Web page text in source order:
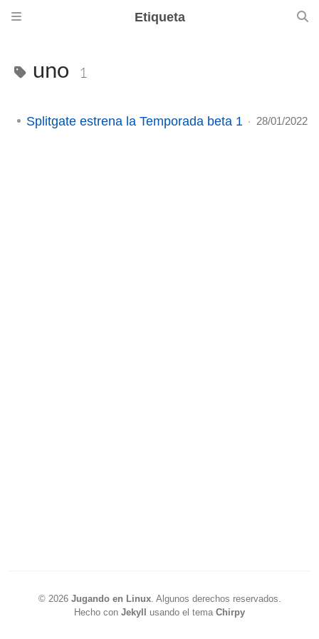
Etiqueta
uno 1
Splitgate estrena la Temporada beta 1 28/01/2022
© 2026 Jugando en Linux. Algunos derechos reservados.
Hecho con Jekyll usando el tema Chirpy